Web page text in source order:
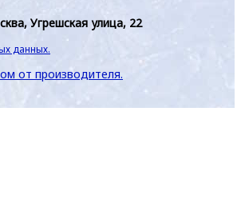
Угрешская улица, 22
данных.
от производителя.